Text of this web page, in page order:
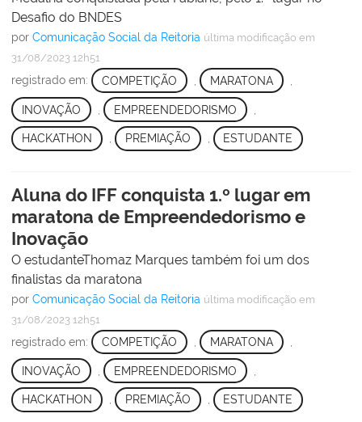
Desafio do BNDES
por Comunicação Social da Reitoria última modificação em
31/08/2023 12h51
registrado em: COMPETIÇÃO MARATONA
INOVAÇÃO EMPREENDEDORISMO
HACKATHON , PREMIAÇÃO , ESTUDANTE
Aluna do IFF conquista 1.º lugar em
maratona de Empreendedorismo e
Inovação
O estudanteThomaz Marques também foi um dos
finalistas da maratona
por Comunicação Social da Reitoria última modificação em
31/08/2023 12h51
registrado em: COMPETIÇÃO MARATONA
INOVAÇÃO EMPREENDEDORISMO
HACKATHON , PREMIAÇÃO , ESTUDANTE